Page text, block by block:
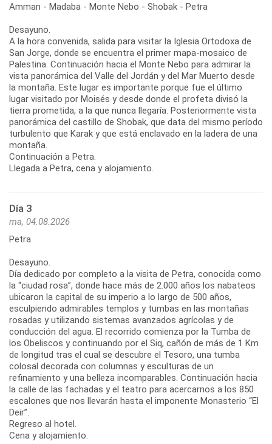
Amman - Madaba - Monte Nebo - Shobak - Petra
Desayuno.
A la hora convenida, salida para visitar la Iglesia Ortodoxa de
San Jorge, donde se encuentra el primer mapa-mosaico de
Palestina. Continuación hacia el Monte Nebo para admirar la
vista panorámica del Valle del Jordán y del Mar Muerto desde
la montaña. Este lugar es importante porque fue el último
lugar visitado por Moisés y desde donde el profeta divisó la
tierra prometida, a la que nunca llegaría. Posteriormente vista
panorámica del castillo de Shobak, que data del mismo período
turbulento que Karak y que está enclavado en la ladera de una
montaña.
Continuación a Petra.
Llegada a Petra, cena y alojamiento.
Día 3
ma, 04.08.2026
Petra
Desayuno.
Día dedicado por completo a la visita de Petra, conocida como
la “ciudad rosa”, donde hace más de 2.000 años los nabateos
ubicaron la capital de su imperio a lo largo de 500 años,
esculpiendo admirables templos y tumbas en las montañas
rosadas y utilizando sistemas avanzados agrícolas y de
conducción del agua. El recorrido comienza por la Tumba de
los Obeliscos y continuando por el Siq, cañón de más de 1 Km
de longitud tras el cual se descubre el Tesoro, una tumba
colosal decorada con columnas y esculturas de un
refinamiento y una belleza incomparables. Continuación hacia
la calle de las fachadas y el teatro para acercarnos a los 850
escalones que nos llevarán hasta el imponente Monasterio “El
Deir”.
Regreso al hotel.
Cena y alojamiento.